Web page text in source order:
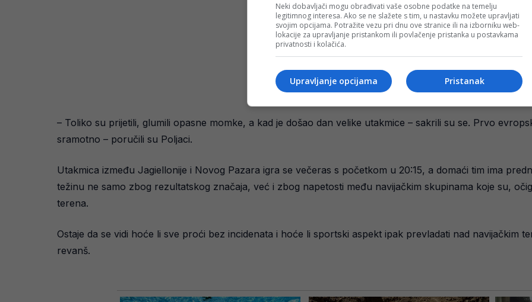
– Toliko su prijetili, glumili opasne momke, a kad je došao dan velike utakmice – sakrili su se. Prvo
sramotno – poručili su Poljaci.
Utakmica između Jagiellonije i Novog Pazara igra se večeras s početkom u 20:15, a domaći tim ima
težinu ne samo zbog rezultatskog značaja, već i zbog napetosti među navijačkim skupinama koje su,
terena.
Ostaje da se vidi hoće li sve proći bez incidenata i hoće li sportski aspekt ipak prevladati nad navijačkim
revanš.
Neki dobavljači mogu obrađivati vaše osobne podatke na temelju
legitimnog interesa. Ako se ne slažete s tim, u nastavku možete upravljati
svojim opcijama. Potražite vezu pri dnu ove stranice ili na izborniku web-
lokacije za upravljanje pristankom ili povlačenje pristanka u postavkama
privatnosti i kolačića.
Pristanak
Upravljanje opcijama